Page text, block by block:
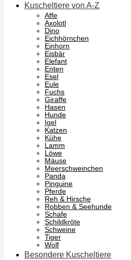
Kuscheltiere von A-Z
Affe
Axolotl
Dino
Eichhörnchen
Einhorn
Eisbär
Elefant
Enten
Esel
Eule
Fuchs
Giraffe
Hasen
Hunde
Igel
Katzen
Kühe
Lamm
Löwe
Mäuse
Meerschweinchen
Panda
Pinguine
Pferde
Reh & Hirsche
Robben & Seehunde
Schafe
Schildkröte
Schweine
Tiger
Wolf
Besondere Kuscheltiere